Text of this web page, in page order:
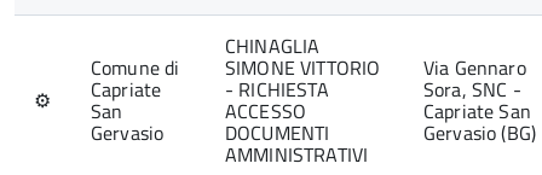
⚙
Comune di
Capriate
San
Gervasio
CHINAGLIA
SIMONE VITTORIO
- RICHIESTA
ACCESSO
DOCUMENTI
AMMINISTRATIVI
Via Gennaro
Sora, SNC -
Capriate San
Gervasio (BG)